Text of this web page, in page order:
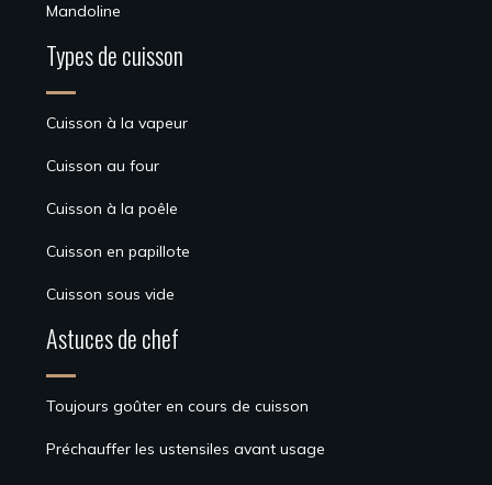
Mandoline
Types de cuisson
Cuisson à la vapeur
Cuisson au four
Cuisson à la poêle
Cuisson en papillote
Cuisson sous vide
Astuces de chef
Toujours goûter en cours de cuisson
Préchauffer les ustensiles avant usage